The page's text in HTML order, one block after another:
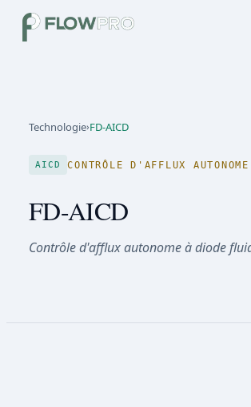
Technologie›FD-AICD
AICD CONTRÔLE D'AFFLUX AUTONOME
FD-AICD
Contrôle d'afflux autonome à diode